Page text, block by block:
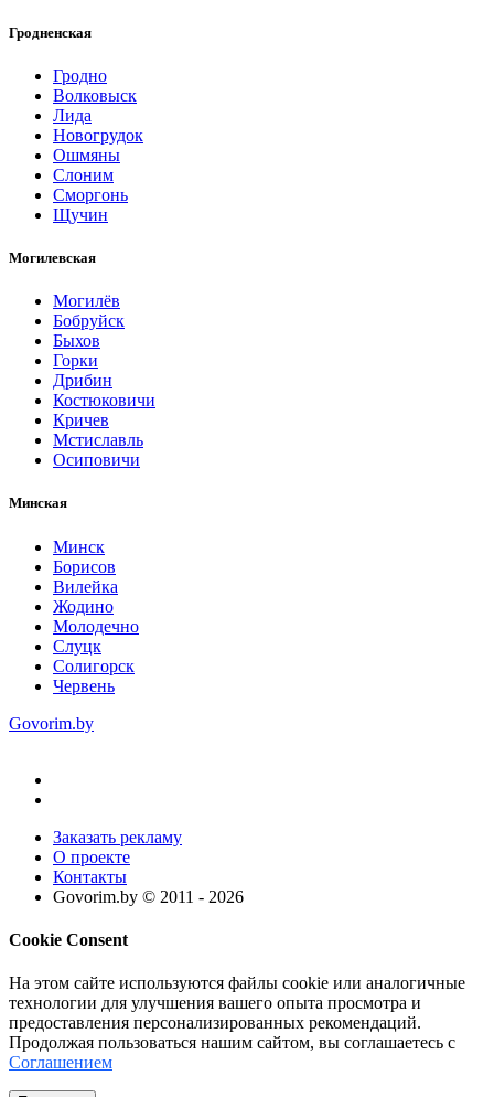
Гродненская
Гродно
Волковыск
Лида
Новогрудок
Ошмяны
Слоним
Сморгонь
Щучин
Могилевская
Могилёв
Бобруйск
Быхов
Горки
Дрибин
Костюковичи
Кричев
Мстиславль
Осиповичи
Минская
Минск
Борисов
Вилейка
Жодино
Молодечно
Слуцк
Солигорск
Червень
Govorim.by
Заказать рекламу
О проекте
Контакты
Govorim.by © 2011 - 2026
Cookie Consent
На этом сайте используются файлы cookie или аналогичные
технологии для улучшения вашего опыта просмотра и
предоставления персонализированных рекомендаций.
Продолжая пользоваться нашим сайтом, вы соглашаетесь с
Соглашением